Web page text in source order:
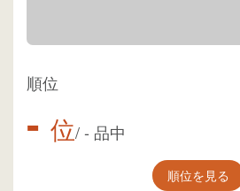
順位
- 位/- 品中
順位を見る